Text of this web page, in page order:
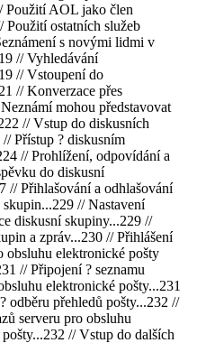
Použití AOL jako člen
Použití ostatních služeb
s novými lidmi v
// Vyhledávání
// Vstoupení do
// Konverzace přes
mohou představovat
// Vstup do diskusních
Přístup ? diskusním
// Prohlížení, odpovídání a
do diskusní
// Přihlašování a odhlašování
// Nastavení
diskusní skupiny...229 //
a zpráv...230 // Přihlášení
obsluhu elektronické pošty
// Připojení ? seznamu
elektronické pošty...231
odběru přehledů pošty...232 //
serveru pro obsluhu
// Vstup do dalších